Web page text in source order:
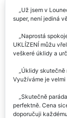
Už jsem v
super, není jediná
Naprostá
UKLÍZENÍ můžu
veškeré úklidy a
Úklidy skutečně
Využíváme je
Skutečně
perfektně. Cena
doporučuji